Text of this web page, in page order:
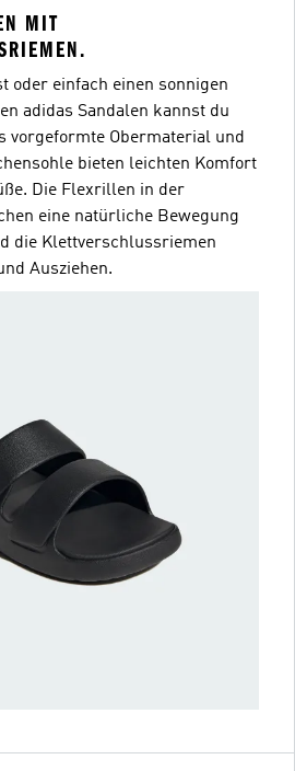
MIT
oder einfach einen sonnigen
adidas Sandalen kannst du
vorgeformte Obermaterial und
bieten leichten Komfort
Die Flexrillen in der
eine natürliche Bewegung
die Klettverschlussriemen
Ausziehen.